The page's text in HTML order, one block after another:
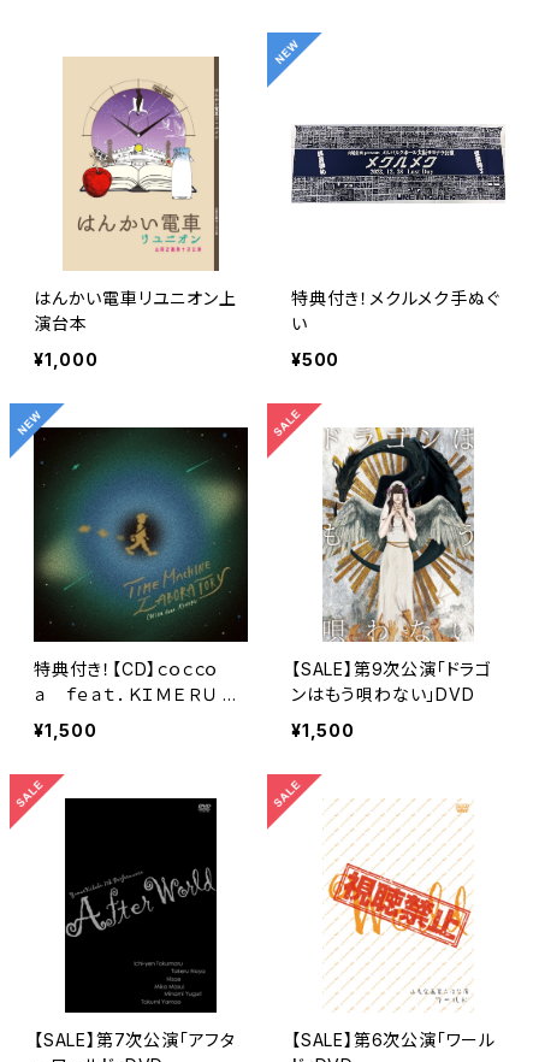
はんかい電車リユニオン上
演台本
¥1,000
特典付き！メクルメク手ぬぐ
い
¥500
特典付き！【CD】ｃｏｃｃｏ
ａ ｆｅａｔ．ＫＩＭＥＲＵ Ti
me Machine Laboratory
¥1,500
【SALE】第9次公演「ドラゴ
ンはもう唄わない」DVD
¥1,500
【SALE】第7次公演「アフタ
【SALE】第6次公演「ワール